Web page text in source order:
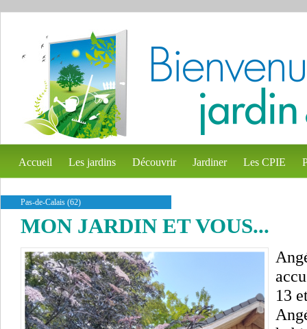
Accueil Les jardins Découvrir Jardiner Les CPIE
Pas-de-Calais (62)
MON JARDIN ET VOUS...
13